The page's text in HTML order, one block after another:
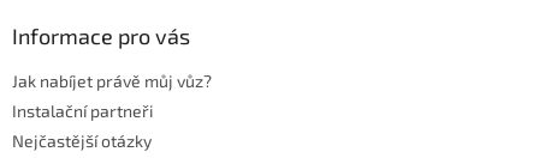
Informace pro vás
Jak nabíjet právě můj vůz?
Instalační partneři
Nejčastější otázky